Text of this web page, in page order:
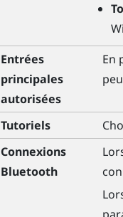
Entrées
principales
autorisées
En
Tutoriels
Connexions
Bluetooth